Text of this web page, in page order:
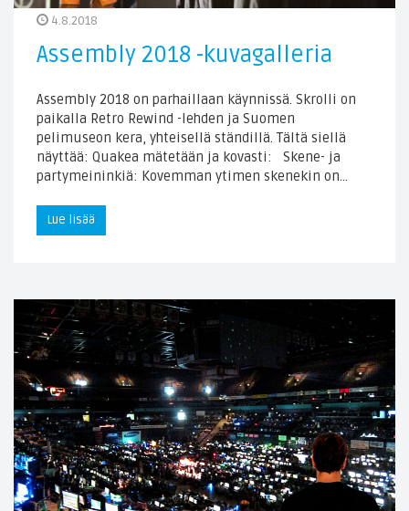
4.8.2018
Assembly 2018 -kuvagalleria
Assembly 2018 on parhaillaan käynnissä. Skrolli on
paikalla Retro Rewind -lehden ja Suomen
pelimuseon kera, yhteisellä ständillä. Tältä siellä
näyttää: Quakea mätetään ja kovasti: Skene- ja
partymeininkiä: Kovemman ytimen skenekin on…
Lue lisää